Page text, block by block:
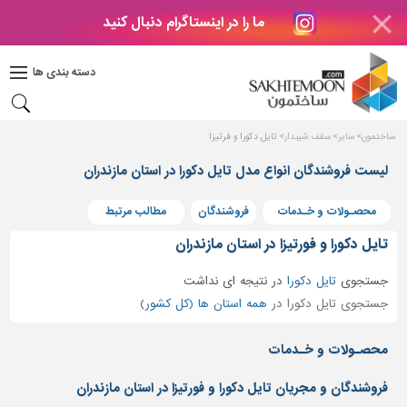
ما را در اینستاگرام دنبال کنید
دسته بندی ها
دکوراسیون
بتن
های
بتنی
و
پنجره
ساختمانی
نرده
و
حفاظ
ساختمون سایر سقف شیبدار تایل دکورا و فرتیزا
لیست فروشندگان انواع مدل تایل دکورا در استان مازندران
محصـولات و خـدمات فروشندگان مطالب مرتبط
تایل دکورا و فورتیزا در استان مازندران
جستجویتایل دکورا درنتیجه ای نداشت
جستجوی تایل دکورا در همه استان ها (کل کشور)
محصـولات و خـدمات
فروشندگان و مجریان تایل دکورا و فورتیزا در استان مازندران